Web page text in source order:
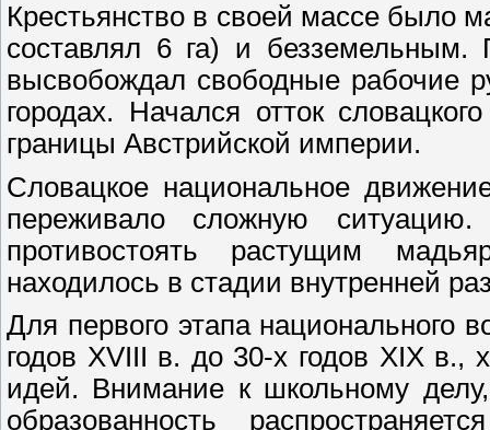
Крестьянство в своей массе было
составлял 6 га) и безземельным.
высвобождал свободные рабочие
городах. Начался отток
границы Австрийской империи.
Словацкое национальное
переживало сложную
противостоять растущим
находилось в стадии внутренней
Для первого этапа национального
годов XVIII в. до 30-х годов XIX в.,
идей. Внимание к школьному
образованность